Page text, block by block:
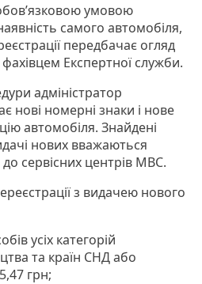
умовою
самого автомобіля,
передбачає огляд
Експертної служби.
адміністратор
нові номерні знаки і нове
автомобіля. Знайдені
нових вважаються
сервісних центрів МВС.
з видачею нового
усіх категорій
та країн СНД або
грн;